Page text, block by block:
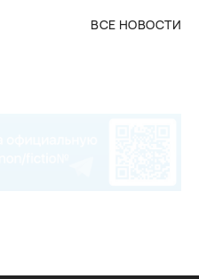
ВСЕ НОВОСТИ